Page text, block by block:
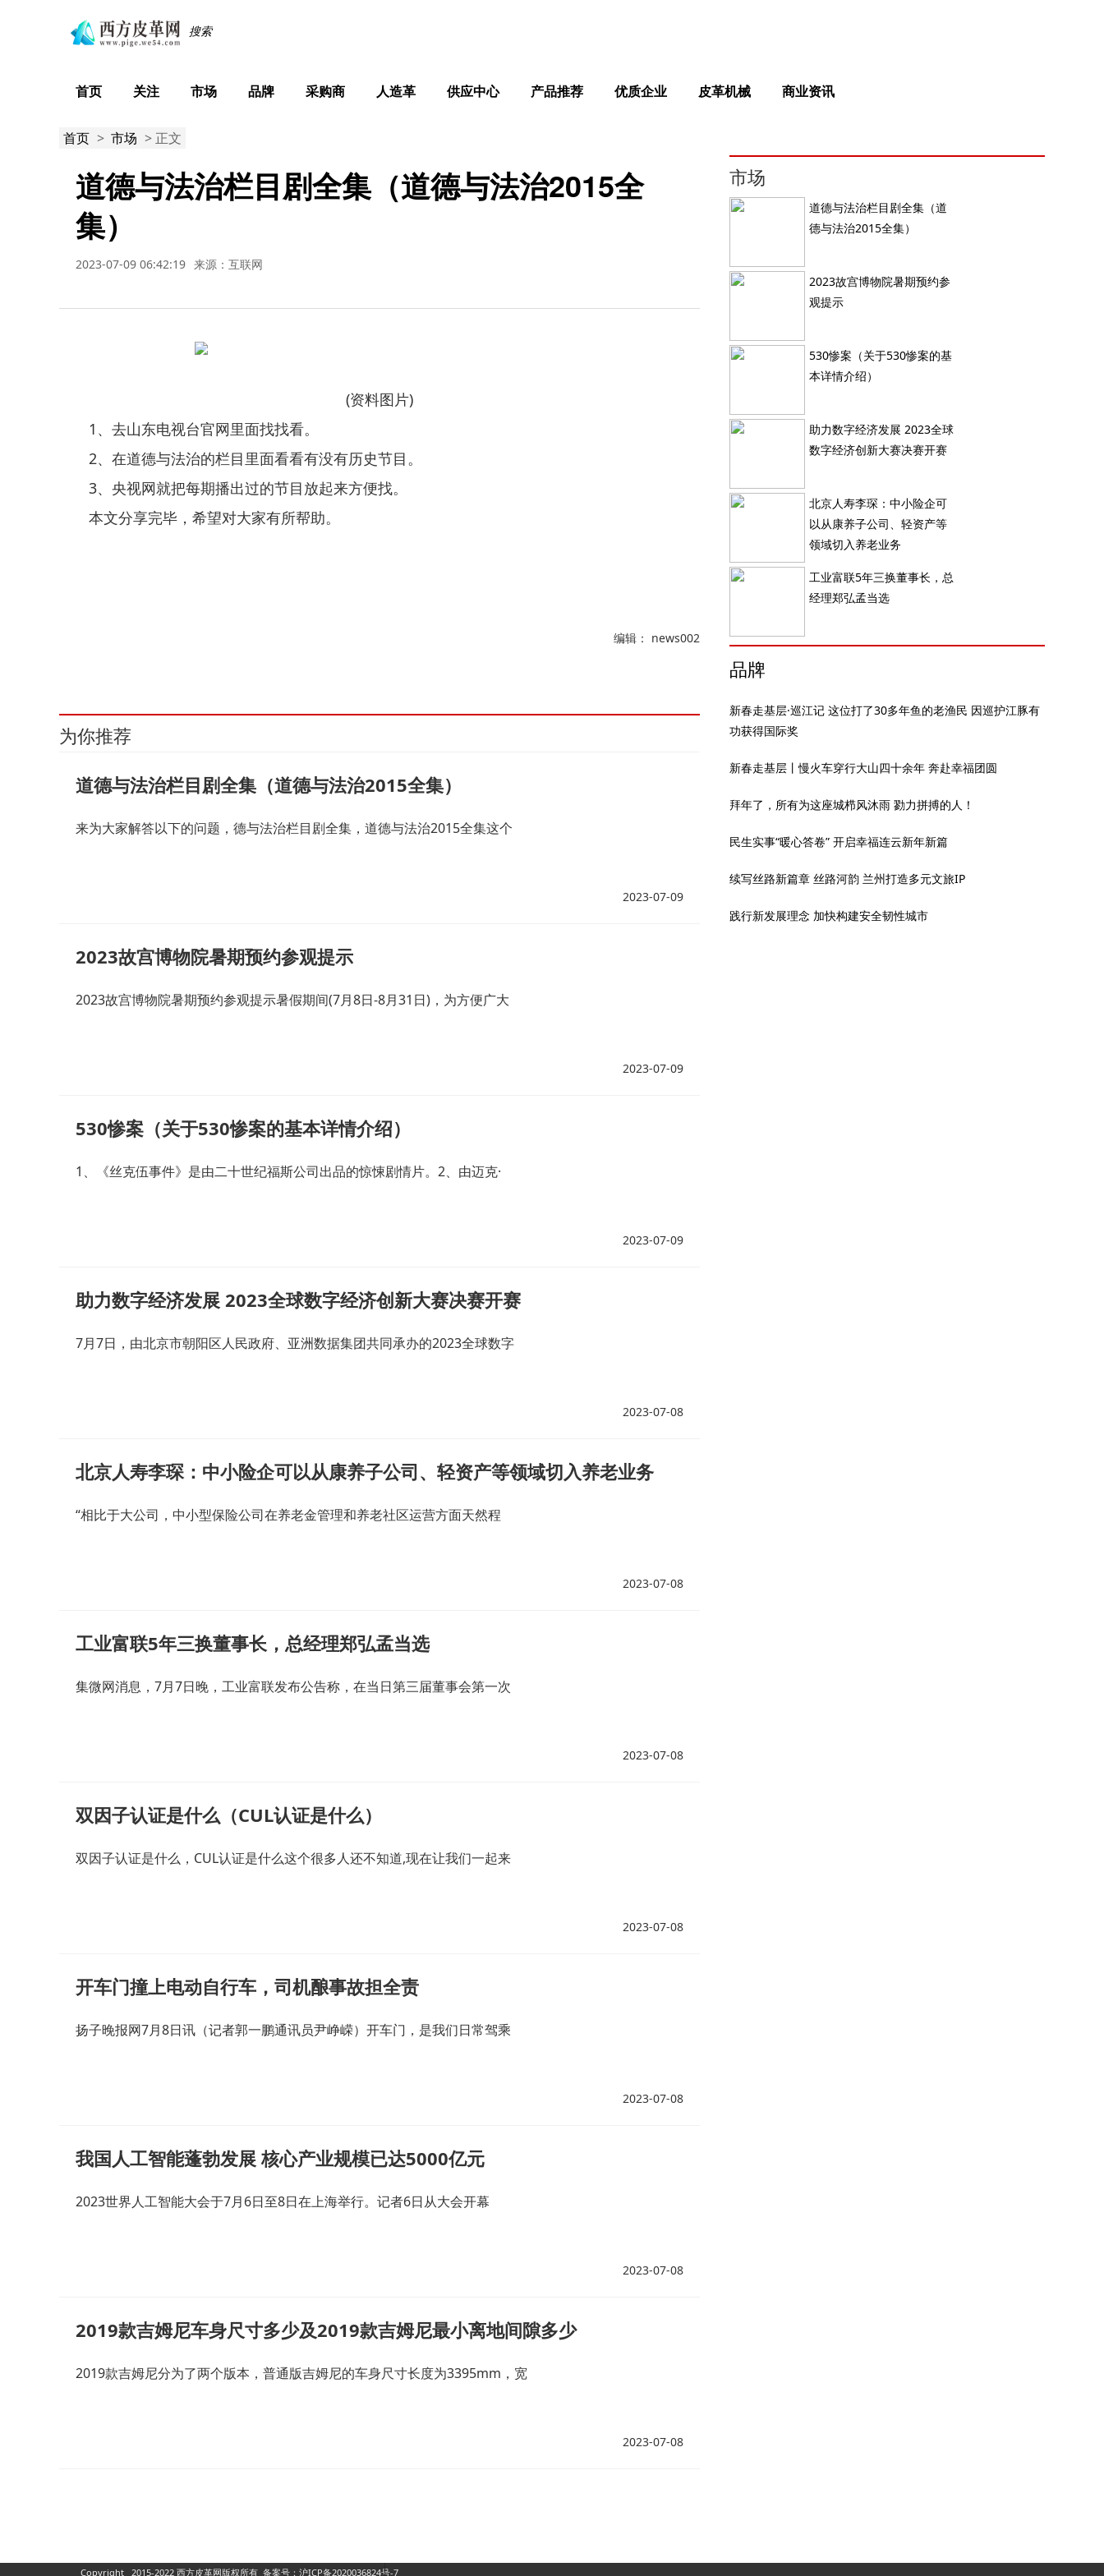
首页 关注 市场 品牌 采购商 人造革 供应中心 产品推荐 优质企业 皮革机械 商业资讯
首页 > 市场 > 正文
道德与法治栏目剧全集（道德与法治2015全
集）
2023-07-09 06:42:19 来源：互联网
(资料图片)
1、去山东电视台官网里面找找看。
2、在道德与法治的栏目里面看看有没有历史节目。
3、央视网就把每期播出过的节目放起来方便找。
本文分享完毕，希望对大家有所帮助。
编辑： news002
为你推荐
道德与法治栏目剧全集（道德与法治2015全集）
来为大家解答以下的问题，德与法治栏目剧全集，道德与法治2015全集这个
2023-07-09
2023故宫博物院暑期预约参观提示
2023故宫博物院暑期预约参观提示暑假期间(7月8日-8月31日)，为方便广大
2023-07-09
530惨案（关于530惨案的基本详情介绍）
1、《丝克伍事件》是由二十世纪福斯公司出品的惊悚剧情片。2、由迈克·
2023-07-09
助力数字经济发展 2023全球数字经济创新大赛决赛开赛
7月7日，由北京市朝阳区人民政府、亚洲数据集团共同承办的2023全球数字
2023-07-08
北京人寿李琛：中小险企可以从康养子公司、轻资产等领域切入养老业务
“相比于大公司，中小型保险公司在养老金管理和养老社区运营方面天然程
2023-07-08
工业富联5年三换董事长，总经理郑弘孟当选
集微网消息，7月7日晚，工业富联发布公告称，在当日第三届董事会第一次
2023-07-08
双因子认证是什么（CUL认证是什么）
双因子认证是什么，CUL认证是什么这个很多人还不知道,现在让我们一起来
2023-07-08
开车门撞上电动自行车，司机酿事故担全责
扬子晚报网7月8日讯（记者郭一鹏通讯员尹峥嵘）开车门，是我们日常驾乘
2023-07-08
我国人工智能蓬勃发展 核心产业规模已达5000亿元
2023世界人工智能大会于7月6日至8日在上海举行。记者6日从大会开幕
2023-07-08
2019款吉姆尼车身尺寸多少及2019款吉姆尼最小离地间隙多少
2019款吉姆尼分为了两个版本，普通版吉姆尼的车身尺寸长度为3395mm，宽
2023-07-08
市场
道德与法治栏目剧全集（道
德与法治2015全集）
2023故宫博物院暑期预约参
观提示
530惨案（关于530惨案的基
本详情介绍）
助力数字经济发展 2023全球
数字经济创新大赛决赛开赛
北京人寿李琛：中小险企可
以从康养子公司、轻资产等
领域切入养老业务
工业富联5年三换董事长，总
经理郑弘孟当选
品牌
新春走基层·巡江记 这位打了30多年鱼的老渔民 因巡护江豚有
功获得国际奖
新春走基层丨慢火车穿行大山四十余年 奔赴幸福团圆
拜年了，所有为这座城栉风沐雨 勠力拼搏的人！
民生实事“暖心答卷” 开启幸福连云新年新篇
续写丝路新篇章 丝路河韵 兰州打造多元文旅IP
践行新发展理念 加快构建安全韧性城市
Copyright 2015-2022 西方皮革网版权所有 备案号： 沪ICP备2020036824号-7